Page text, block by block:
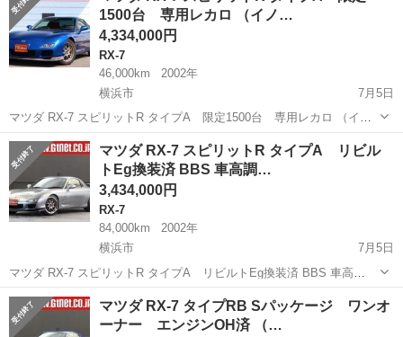
1500台 専用レカロ （イノ…
4,334,000円
RX-7
46,000km
2002年
横浜市
7月5日
マツダ RX-7 スピリットR タイプA 限定1500台 専用レカロ （イノ
セントブルー） クーペ 本体価格 4,334,000円 支払総額 4,602,000円 年
式(初度登録年):2002(H14) 走行距離:4....
神奈川 横浜市 RX-7 イノセントブルー
マツダ RX-7 スピリットR タイプA リビル
トEg換装済 BBS 車高調…
3,434,000円
RX-7
84,000km
2002年
横浜市
7月5日
マツダ RX-7 スピリットR タイプA リビルトEg換装済 BBS 車高
調 （チタニウムグレーＭ） クーペ 本体価格 3,434,000円 支払総額
3,579,000円 年式(初度登録年):2002(H14) 走行...
神奈川 横浜市 RX-7 換装
マツダ RX-7 タイプRB Sパッケージ ワンオ
ーナー エンジンOH済 （…